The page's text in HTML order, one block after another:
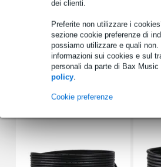
dei clienti.
Preferite non utilizzare i
sezione cookie preferenze di
possiamo utilizzare e quali
informazioni sui cookies e sul
personali da parte di Bax Music
policy.
Cookie preferenze
Accessori (30)